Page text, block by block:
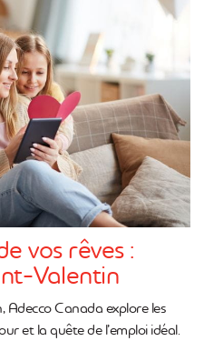
vos rêves :
Valentin
Adecco Canada explore les
et la quête de l’emploi idéal.